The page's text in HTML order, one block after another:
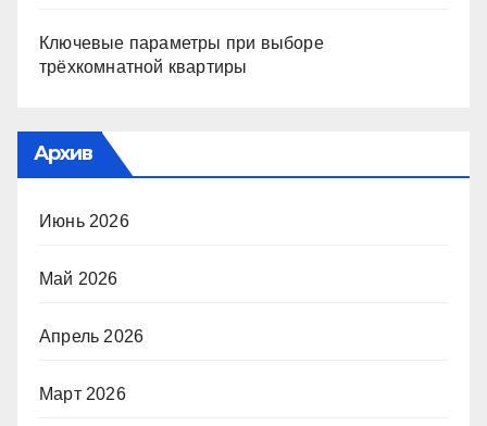
Ключевые параметры при выборе
трёхкомнатной квартиры
Архив
Июнь 2026
Май 2026
Апрель 2026
Март 2026